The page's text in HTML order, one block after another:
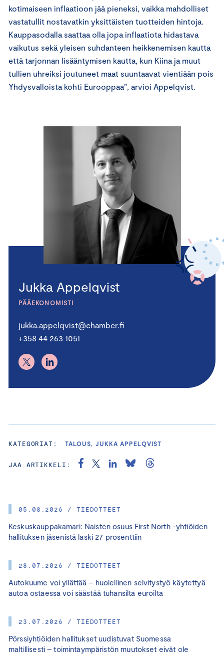
05.08.2026 / TIEDOTTEET
Keskuskauppakamari: Naisten osuus First North -yhtiöiden
hallituksen jäsenistä laski 27 prosenttiin
28.07.2026 / TIEDOTTEET
Autokuume voi yllättää – huolellinen selvitystyö käytettyä
autoa ostaessa voi säästää tuhansilta euroilta
23.07.2026 / TIEDOTTEET
Pörssiyhtiöiden hallitukset uudistuvat Suomessa
maltillisesti – toimintaympäristön muutokset eivät ole
kotimaiseen inflaatioon jää pieneksi, vaikka mahdolliset
vastatullit nostavatkin yksittäisten tuotteiden hintoja.
Kauppasodalla saattaa olla jopa inflaatiota hidastava
vaikutus sekä yleisen suhdanteen heikkenemisen kautta
että tarjonnan lisääntymisen kautta, kun Kiina ja muut
tullien uhreiksi joutuneet maat suuntaavat vientiään pois
Yhdysvalloista kohti Eurooppaa”, arvioi Appelqvist.
Jukka Appelqvist
PÄÄEKONOMISTI
jukka.appelqvist@chamber.fi
+358 44 263 1051
KATEGORIAT: TALOUS, JUKKA APPELQVIST
JAA ARTIKKELI: